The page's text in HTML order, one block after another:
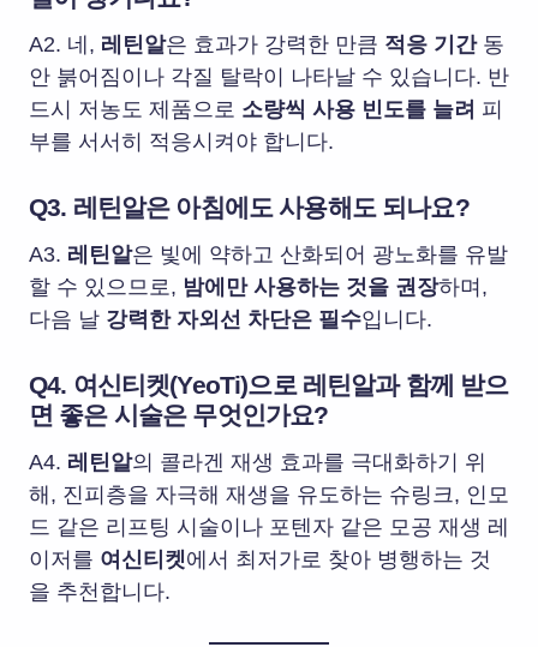
A2. 네, 레틴알은 효과가 강력한 만큼 적응 기간동
안 붉어짐이나 각질 탈락이 나타날 수 있습니다. 반
드시 저농도 제품으로 소량씩 사용 빈도를 늘려 피
부를 서서히 적응시켜야 합니다.
Q3. 레틴알은 아침에도 사용해도 되나요?
A3. 레틴알은 빛에 약하고 산화되어 광노화를 유발
할 수 있으므로, 밤에만 사용하는 것을 권장하며,
다음 날 강력한 자외선 차단은 필수입니다.
Q4. 여신티켓(YeoTi)으로 레틴알과 함께 받으
면 좋은 시술은 무엇인가요?
A4. 레틴알의 콜라겐 재생 효과를 극대화하기 위
해, 진피층을 자극해 재생을 유도하는 슈링크, 인모
드 같은 리프팅 시술이나 포텐자 같은 모공 재생 레
이저를 여신티켓에서 최저가로 찾아 병행하는 것
을 추천합니다.